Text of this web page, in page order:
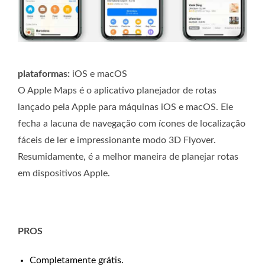
plataformas: iOS e macOS
O Apple Maps é o aplicativo planejador de rotas
lançado pela Apple para máquinas iOS e macOS. Ele
fecha a lacuna de navegação com ícones de localização
fáceis de ler e impressionante modo 3D Flyover.
Resumidamente, é a melhor maneira de planejar rotas
em dispositivos Apple.
PROS
Completamente grátis.